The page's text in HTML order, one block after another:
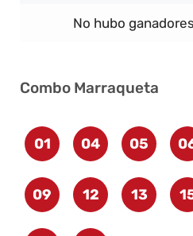
No hubo
Combo Marraqueta
01 04 05
09 12 13